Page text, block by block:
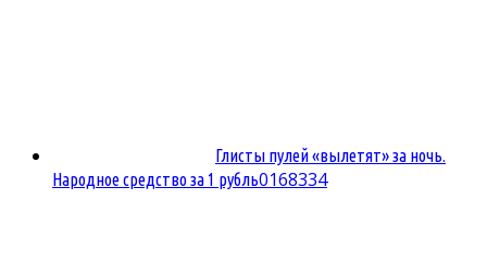
Глисты пулей «вылетят» за ночь.
Народное средство за 1 рубль0168334